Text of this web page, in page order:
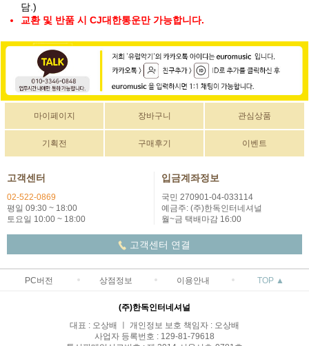
담.)
교환 및 반품 시 CJ대한통운만 가능합니다.
마이페이지 장바구니 관심상품
기획전 구매후기 이벤트
고객센터
02-522-0869
평일 09:30 ~ 18:00
토요일 10:00 ~ 18:00
입금계좌정보
국민 270901-04-033114
예금주: (주)한독인터네셔널
월~금 택배마감 16:00
고객센터 연결
PC버전 상점정보 이용안내 TOP ▲
(주)한독인터네셔널
대표 : 오상배 ㅣ 개인정보 보호 책임자 : 오상배
사업자 등록번호 : 129-81-79618